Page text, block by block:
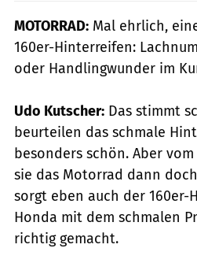
MOTORRAD: Mal ehrlich,
160er-Hinterreifen:
oder Handlingwunder im
Udo Kutscher: Das stimmt
beurteilen das schmale
besonders schön. Aber
sie das Motorrad dann
sorgt eben auch der 160er-
Honda mit dem schmalen
richtig gemacht.